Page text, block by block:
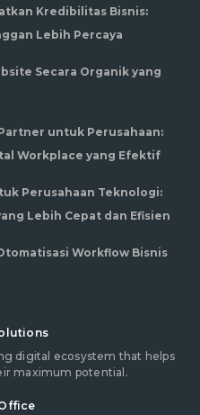
Kredibilitas Bisnis:
Lebih Percaya
Secara Organik yang
untuk Perusahaan:
Workplace yang Efektif
Perusahaan Teknologi:
Lebih Cepat dan Efisien
Workflow Bisnis
digital ecosystem that helps
maximum potential.